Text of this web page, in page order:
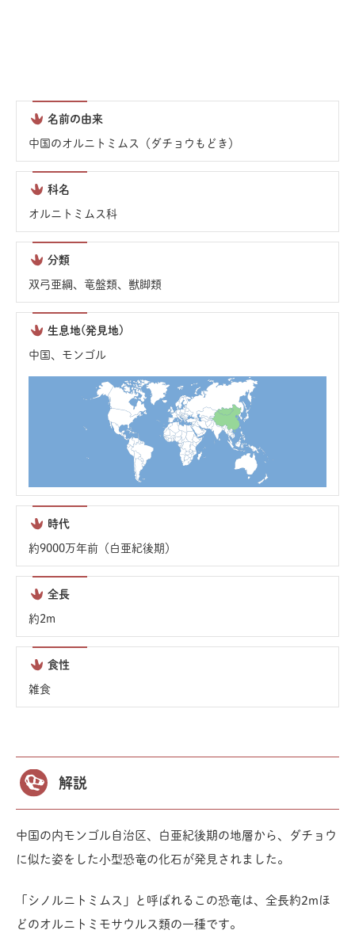
名前の由来
中国のオルニトミムス（ダチョウもどき）
科名
オルニトミムス科
分類
双弓亜綱、竜盤類、獣脚類
生息地(発見地)
中国、モンゴル
時代
約9000万年前（白亜紀後期）
全長
約2m
食性
雑食
解説
中国の内モンゴル自治区、白亜紀後期の地層から、ダチョウ
に似た姿をした小型恐竜の化石が発見されました。
「シノルニトミムス」と呼ばれるこの恐竜は、全長約2mほ
どのオルニトミモサウルス類の一種です。